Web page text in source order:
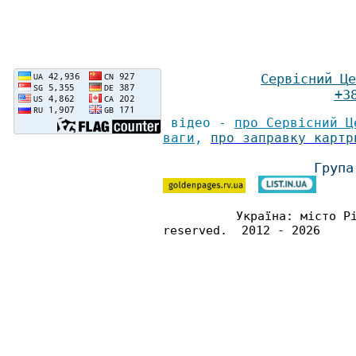
Сервісний Ц
відео - про Сервісний
ваги , про заправку
Україна: місто
reserved. 2012 - 2026